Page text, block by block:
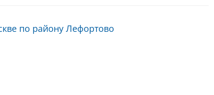
по району Лефортово